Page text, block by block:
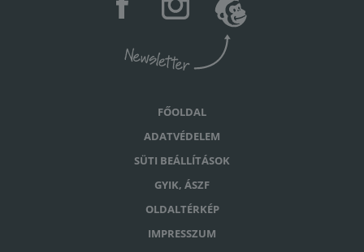
FŐOLDAL
ADATVÉDELEM
SÜTI BEÁLLÍTÁSOK
GYIK, ÁSZF
OLDALTÉRKÉP
IMPRESSZUM